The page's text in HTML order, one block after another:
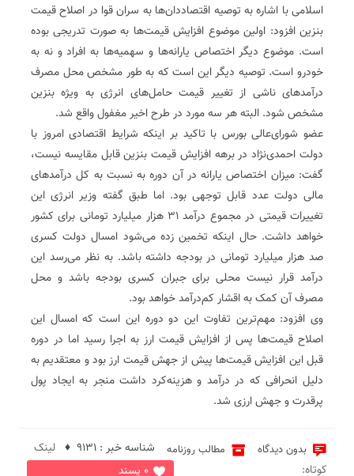
اسلامی با اشاره به توصیه اقتصاددان‌ها به سران قوا در اصلاح قیمت
بنزین افزود: اولین موضوع افزایش قیمت‌ها به صورت تدریجی بوده
است. موضوع دیگر اختصاص یارانه‌ها و سهمیه‌ها به افراد و نه به
خودرو است. توصیه دیگر این است که به طور مشخص محل مصرف
درآمدهای ناشی از تغییر قیمت حامل‌های انرژی به ویژه بنزین
مشخص شود. البته هر سه مورد در طرح اخیر مغفول واقع شد.
عضو شورای‌عالی بورس با تاکید بر اینکه شرایط اقتصادی امروز با
دولت احمدی‌نژاد در برهه افزایش قیمت بنزین قابل مقایسه نیست،
گفت: میزان اختصاص یارانه در آن دوره به نسبت به کل درآمدهای
مالی دولت عدد قابل توجهی بود. اما طبق گفته وزیر انرژی این
تغییرات قیمتی در مجموع درآمد ۳۱ هزار میلیارد تومانی برای کشور
خواهد داشت. حال اینکه تخمین زده می‌شود امسال دولت کسری
صد هزار میلیارد تومانی در بودجه داشته باشد. به نظر می‌رسد این
درآمد قرار نیست محلی برای جبران کسری بودجه باشد و محل
مصرف آن کمک به اقشار کم‌درآمد خواهد بود.
وی افزود: مهم‌ترین تفاوت این دو دوره این است که امسال این
اصلاح قیمت‌ها پس از افزایش قیمت ارز به اجرا رسید اما در دوره
قبل این افزایش قیمت‌ها پیش از جهش قیمت ارز بود و معتقدیم به
دلیل انحرافی که در درآمد و هزینه‌کرد داشت منجر به ایجاد پول
پرقدرت و جهش ارزی شد.
بدون دیدگاه مطالب روزنامه
0 پسند
شناسه خبر : 9131 ♦
لینک
کوتاه: